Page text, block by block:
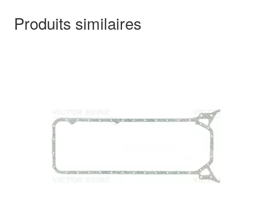
Produits similaires